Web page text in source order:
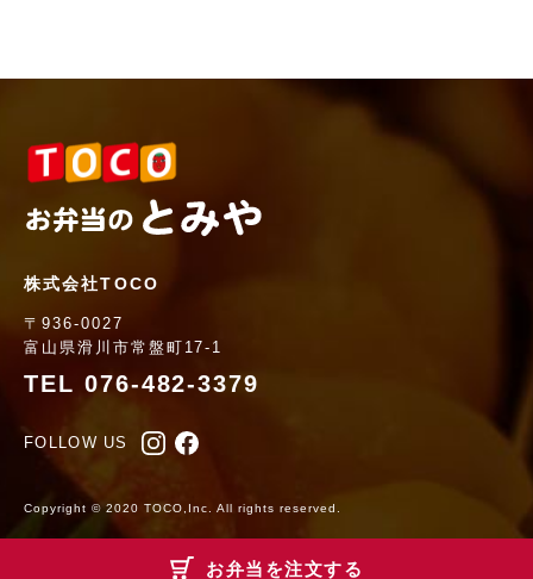
お弁当を注文する
株式会社TOCO
〒936-0027
富山県滑川市常盤町17-1
TEL 076-482-3379
FOLLOW US
Copyright © 2020 TOCO,Inc. All rights reserved.